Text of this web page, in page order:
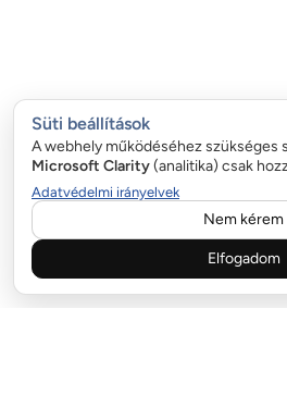
Süti beállítások
A webhely működéséhez szükséges
Microsoft Clarity(analitika) csak
Adatvédelmi irányelvek
Nem kérem
Elfogadom